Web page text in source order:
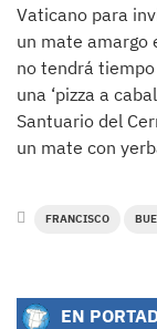
Vaticano para
un mate amargo
no tendrá
una ‘pizza a
Santuario del
un mate con
FRANCISCO
EN